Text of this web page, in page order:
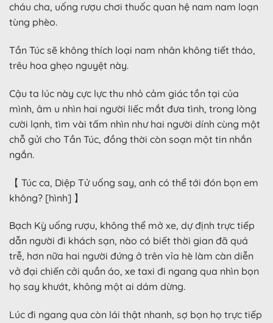
cháu cha, uống rượu chơi thuốc quan hệ nam nam loạn
tùng phèo.
Tần Túc sẽ không thích loại nam nhân không tiết tháo,
trêu hoa ghẹo nguyệt này.
Cậu ta lúc này cực lực thu nhỏ cảm giác tồn tại của
mình, âm u nhìn hai người liếc mắt đưa tình, trong lòng
cười lạnh, tìm vài tấm nhìn như hai người dính cùng một
chỗ gửi cho Tần Túc, đồng thời còn soạn một tin nhắn
ngắn.
【 Túc ca, Diệp Tử uống say, anh có thể tới đón bọn em
không? [hình] 】
Bạch Kỳ uống rượu, không thể mở xe, dự định trực tiếp
dẫn người đi khách sạn, nào có biết thời gian đã quá
trễ, hơn nữa hai người đứng ở trên vỉa hè làm càn diễn
vở đại chiến cởi quần áo, xe taxi đi ngang qua nhìn bọn
họ say khướt, không một ai dám dừng.
Lúc đi ngang qua còn lái thật nhanh, sợ bọn họ trực tiếp